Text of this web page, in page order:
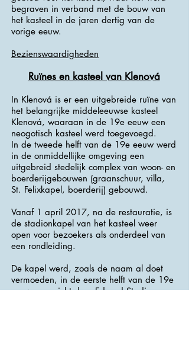
begraven in verband met de bouw van
het kasteel in de jaren dertig van de
vorige eeuw.
Bezienswaardigheden
Ruïnes en kasteel van Klenová
In Klenová is er een uitgebreide ruïne van
het belangrijke middeleeuwse kasteel
Klenová, waaraan in de 19e eeuw een
neogotisch kasteel werd toegevoegd.
In de tweede helft van de 19e eeuw werd
in de onmiddellijke omgeving een
uitgebreid stedelijk complex van woon- en
boerderijgebouwen (graanschuur, villa,
St. Felixkapel, boerderij) gebouwd.
Vanaf 1 april 2017, na de restauratie, is
de stadionkapel van het kasteel weer
open voor bezoekers als onderdeel van
een rondleiding.
De kapel werd, zoals de naam al doet
vermoeden, in de eerste helft van de 19e
eeuw opgericht door Eduard Stadion en